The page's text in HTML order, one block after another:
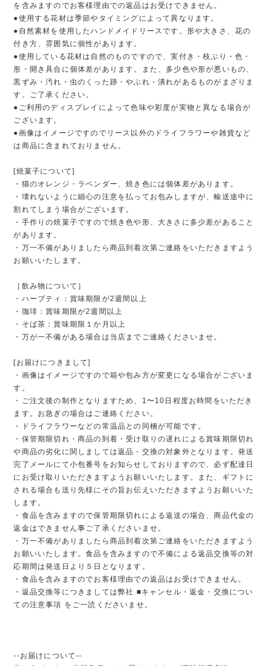
を含みますのでお客様理由での返品はお受けできません。
●使用する花材は季節やタイミングによって異なります。
●自然素材を使用したハンドメイドリースです。形や大きさ、花の
付き方、雰囲気に個性があります。
●使用している花材は自然のものですので、実付き・枝ぶり・色・
形・開き具合に個体差があります。また、多少色や形が悪いもの、
黒ずみ・汚れ・虫のくった跡・やぶれ・潰れがあるものがまざりま
す。ご了承ください。
●ご利用のディスプレイによって色味や彩度が実物と異なる場合が
ございます。
●画像はイメージですのでリース以外のドライフラワーや雑貨など
は商品に含まれておりません。
[焼菓子について]
・猫のオレンジ・ラベンダー、焼き色には個体差があります。
・壊れないように細心の注意を払ってお包みしますが、輸送途中に
割れてしまう場合がございます。
・手作りの焼菓子ですので焼き色や形、大きさに多少差があること
があります。
・万一不備がありましたら商品到着次第ご連絡をいただきますよう
お願いいたします。
［飲み物について］
・ハーブティ：賞味期限が2週間以上
・珈琲：賞味期限が2週間以上
・そば茶：賞味期限１か月以上
・万が一不備がある場合は当店までご連絡くださいませ。
[お届けにつきまして]
・画像はイメージですので箱や包み方が変更になる場合がございま
す。
・ご注文後の制作となりますため、1〜10日程度お時間をいただき
ます。お急ぎの場合はご連絡ください。
・ドライフラワーなどの常温品との同梱が可能です。
・保管期限切れ・商品の到着・受け取りの遅れによる賞味期限切れ
や商品の劣化に関しましては返品・交換の対象外となります。発送
完了メールにて小包番号をお知らせしておりますので、必ず配達日
にお受け取りいただきますようお願いいたします。また、ギフトに
される場合も送り先様にその旨お伝えいただきますようお願いいた
します。
・食品を含みますので保管期限切れによる返送の場合、商品代金の
返金はできません事ご了承くださいませ。
・万一不備がありましたら商品到着次第ご連絡をいただきますよう
お願いいたします。食品を含みますので不備による返品交換等の対
応期間は発送日より５日となります。
・食品を含みますのでお客様理由での返品はお受けできません。
・返品交換等につきましては弊社 ■キャンセル・返金・交換につい
ての注意事項 をご一読くださいませ。
--お届けについて--